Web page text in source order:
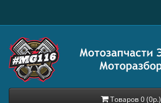
Товаров 0 (0р.)